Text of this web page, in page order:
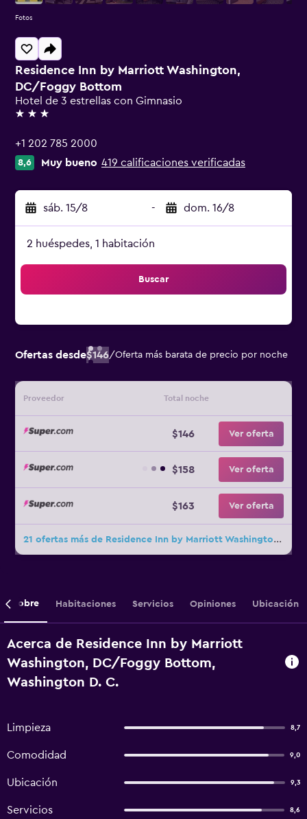
Residence Inn by Marriott Washington,
DC/Foggy Bottom
Hotel de 3 estrellas con Gimnasio
3 estrellas
+1 202 785 2000
8,6 Muy bueno 419 calificaciones verificadas
sáb. 15/8 - dom. 16/8
2 huéspedes, 1 habitación
Buscar
Ofertas desde$146/Oferta más barata de precio por noche
Proveedor Total noche
$146 Ver oferta
$158 Ver oferta
$163 Ver oferta
21 ofertas más de Residence Inn by Marriott Washington, DC/Foggy Bottom
Fotos
Sobre Habitaciones Servicios Opiniones Ubicación
Acerca de Residence Inn by Marriott
Washington, DC/Foggy Bottom,
Washington D. C.
Limpieza 8,7
Comodidad 9,0
Ubicación 9,3
Servicios 8,6